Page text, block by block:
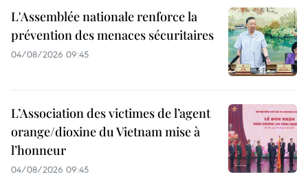
L'Assemblée nationale renforce la
prévention des menaces sécuritaires
04/08/2026 09:45
L’Association des victimes de l’agent
orange/dioxine du Vietnam mise à
l’honneur
04/08/2026 09:45